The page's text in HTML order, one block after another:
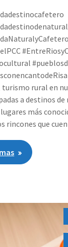
turismo rural en
a destinos
más
rincones que